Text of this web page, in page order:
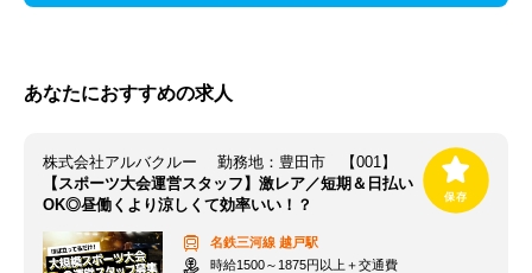
あなたにおすすめの求人
株式会社アルバクルー 勤務地：豊田市 【001】
【スポーツ大会運営スタッフ】激レア／短期＆日払い
OK◎昼働くより涼しくて効率いい！？
名鉄三河線 越戸駅
時給1500～1875円以上＋交通費